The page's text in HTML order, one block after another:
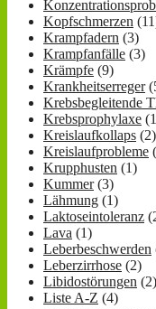
Kopfschmerzen
Krampfadern (3)
Krampfanfälle (3)
Krämpfe (9)
Krankheitserreger
Krebsbegleitende
Krebsprophylaxe
Kreislaufkollaps (2)
Kreislaufprobleme
Krupphusten (1)
Kummer(3)
Lähmung (1)
Laktoseintoleranz
Lava (1)
Leberbeschwerden
Leberzirrhose (2)
Libidostörungen (2)
Liste A-Z (4)